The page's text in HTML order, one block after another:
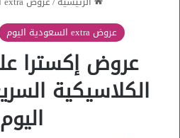
عروض extra السعودية اليوم
عروض إكسترا
الكلاسيكية
اليوم